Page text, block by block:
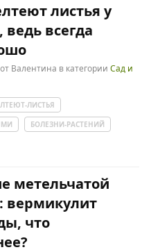
листья у
ведь всегда
от Валентина в категории Сад и
ЛИСТЬЯ
БОЛЕЗНИ-РАСТЕНИЙ
метельчатой
вермикулит
что